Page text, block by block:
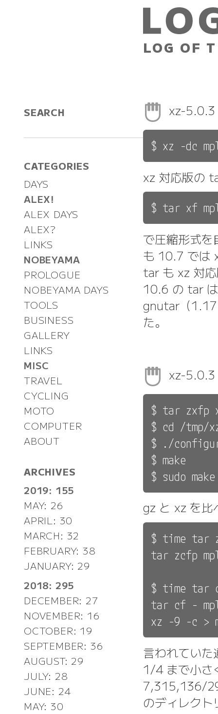
LOG OF
SEARCH
CATEGORIES
DAYS
ALEX!
ALEX DAYS
ALEX?
LINKS
NOBEYAMA
PROLOGUE
NOBEYAMA DAYS
TOOLS
BUSINESS
GALLERY
LINKS
MISC
TRAVEL
CYCLING
MOTO
COMPUTER
ABOUT
ARCHIVES
2019: 155
MAY: 26
APRIL: 30
MARCH: 32
FEBRUARY: 38
JANUARY: 29
2018: 295
DECEMBER: 27
NOVEMBER: 16
OCTOBER: 19
SEPTEMBER: 36
AUGUST: 29
JULY: 28
JUNE: 24
MAY: 30
xz-
xz 対応版の
で圧縮形式
も 10.7 では
tar も xz 対
10.6 の tar
gnutar（1.17
た。
xz-
$ tar zxfp
$ cd /tmp/
$ ./
$ make
gz と xz を比
$ time tar
tar zcfp
$ time tar
tar cf -
言われてい
1/4 まで小さ
7,315,136/
のディレクト